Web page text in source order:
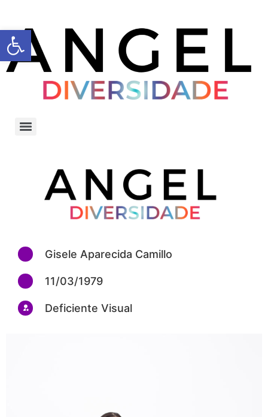
Barra de Ferramentas Aberta
Gisele Aparecida Camillo
11/03/1979
Deficiente Visual